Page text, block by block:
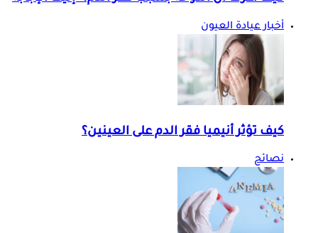
أخبار عيادة العيون
كيف تؤثر أنيميا فقر الدم على العينين؟
نصائح